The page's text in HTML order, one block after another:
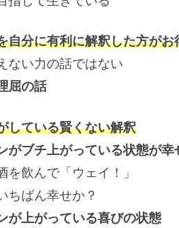
自分に有利に解釈した方がお
ない力の話ではない
屈の話
している賢くない解釈
がブチ上がっている状態が幸
飲んで「ウェイ！」
幸せか？
が上がっている喜びの状態